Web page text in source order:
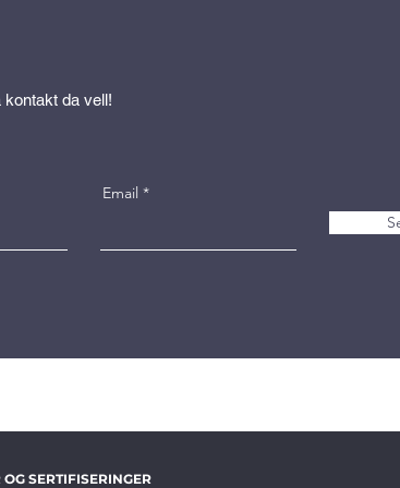
kontakt da vell!
Email
SERTIFISERINGER